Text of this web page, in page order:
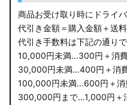
商品お受け取り時にドライ
代引き金額＝購入金額＋送
代引き手数料は下記の通りで
10,000円未満…300円＋消
30,000円未満…400円＋消
100,000円未満…600円＋消
300,000円まで…1,000円＋